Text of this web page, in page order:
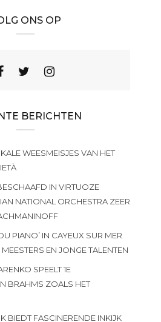
ONS OP
BERICHTEN
WEESMEISJES VAN HET
IN VIRTUOZE
NATIONAL ORCHESTRA ZEER
PIANO’ IN CAYEUX SUR MER
EN JONGE TALENTEN
SPEELT 1E
BRAHMS ZOALS HET
BIEDT FASCINERENDE INKIJK